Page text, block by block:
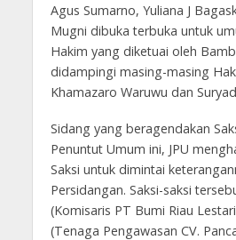
Agus Sumarno, Yuliana J
Mugni dibuka terbuka untuk
Hakim yang diketuai oleh
didampingi masing-masing
Khamazaro Waruwu dan
Sidang yang beragendakan
Penuntut Umum ini, JPU
Saksi untuk dimintai
Persidangan. Saksi-saksi
(Komisaris PT Bumi Riau
(Tenaga Pengawasan CV.